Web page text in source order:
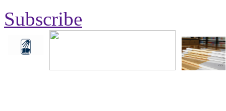
Subscribe